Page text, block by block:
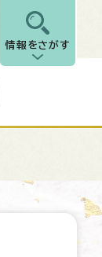
情報をさがす